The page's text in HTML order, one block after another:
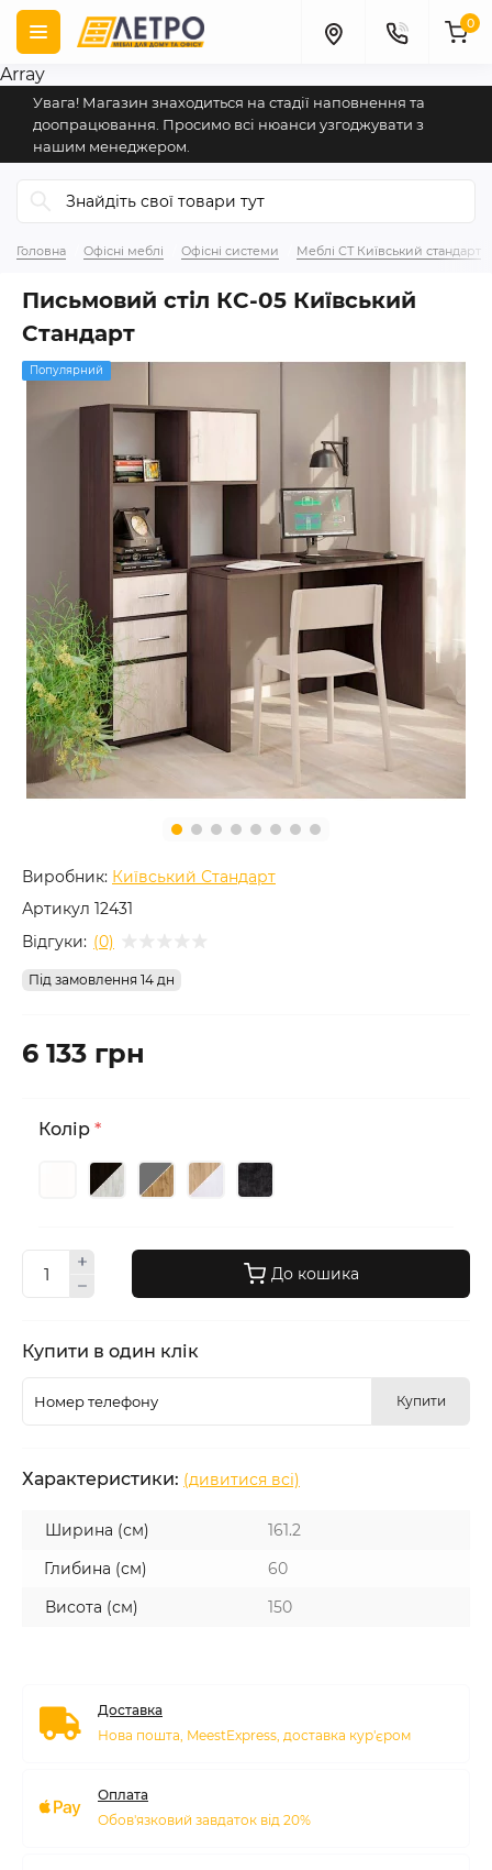
Array
Увага! Магазин знаходиться на стадії наповнення та
доопрацювання. Просимо всі нюанси узгоджувати з
нашим менеджером.
0
Головна Офісні меблі Офісні системи Меблі СТ Київський стандарт
Письмовий стіл КС-05 Київський
Стандарт
Популярний
Виробник: Київський Стандарт
Артикул 12431
Відгуки: (0)
Під замовлення 14 дн
6 133 грн
Колір *
До кошика
Купити в один клік
Купити
Характеристики: (дивитися всі)
Ширина (см)
161.2
Глибина (см)
60
Висота (см)
150
Доставка
Нова пошта, MeestExpress, доставка кур'єром
Оплата
Обов'язковий завдаток від 20%